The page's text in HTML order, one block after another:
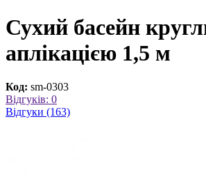
Сухий басейн
аплікацією 1,5 м
Код: sm-0303
Відгуків: 0
Відгуки (163)